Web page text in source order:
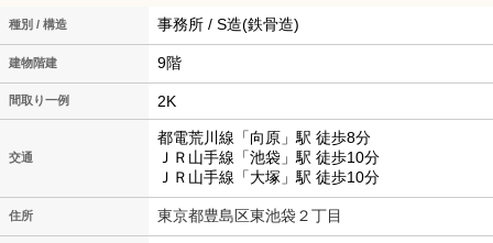
種別 / 構造 事務所 / S造(鉄骨造)
建物階建 9階
間取り一例 2K
交通
都電荒川線「向原」駅 徒歩8分
ＪＲ山手線「池袋」駅 徒歩10分
ＪＲ山手線「大塚」駅 徒歩10分
住所 東京都豊島区東池袋２丁目